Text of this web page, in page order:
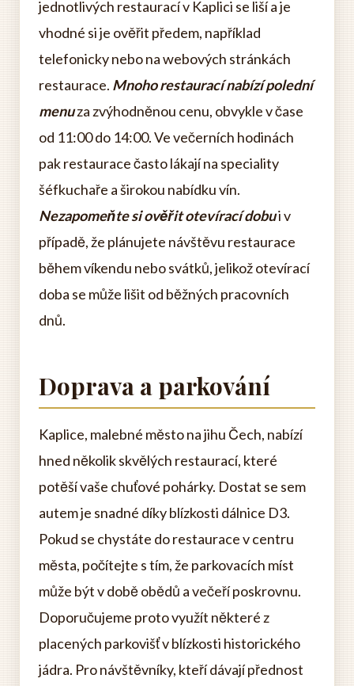
jednotlivých restaurací v Kaplici se liší a je
vhodné si je ověřit předem, například
telefonicky nebo na webových stránkách
restaurace. Mnoho restaurací nabízí polední
menuza zvýhodněnou cenu, obvykle v čase
od 11:00 do 14:00. Ve večerních hodinách
pak restaurace často lákají na speciality
šéfkuchaře a širokou nabídku vín.
Nezapomeňte si ověřit otevírací dobui v
případě, že plánujete návštěvu restaurace
během víkendu nebo svátků, jelikož otevírací
doba se může lišit od běžných pracovních
dnů.
Doprava a parkování
Kaplice, malebné město na jihu Čech, nabízí
hned několik skvělých restaurací, které
potěší vaše chuťové pohárky. Dostat se sem
autem je snadné díky blízkosti dálnice D3.
Pokud se chystáte do restaurace v centru
města, počítejte s tím, že parkovacích míst
může být v době obědů a večeří poskrovnu.
Doporučujeme proto využít některé z
placených parkovišť v blízkosti historického
jádra. Pro návštěvníky, kteří dávají přednost